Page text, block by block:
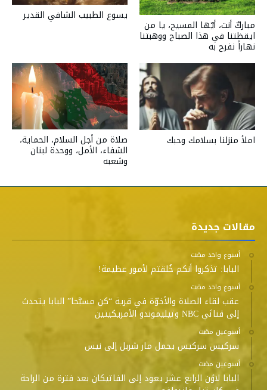
يسوع الطبيب الشافي القدير
مباركٌ أنت، أيّها المسيح، يا من
ايقظتنا في هذا الصباح ووهبتنا
نهاراً نفرح به
صلاة من أجل السلام، الحماية،
الشفاء، الأمل، ووحدة لبنان
وشعبه
املأ منزلنا بسلامك وحبك
مقالات جديدة
‫‫‫‏‫أسبوع واحد مضت‬
البابا: تذكروا أنكم خُلقتم لأمور عظيمة!
‫‫‫‏‫أسبوع واحد مضت‬
عقب لقاء الصلاة والأخوّة في قرية “كن مسبَّحا” البابا يتحدث
إلى قناتَي NBC وتيليموندو الأمريكيتين
‫‫‫‏‫أسبوعين مضت‬
سركيس سركيس يحمل مار شربل إلى نيس
‫‫‫‏‫أسبوعين مضت‬
البابا لاوُن الرابع عشر يعود إلى الفاتيكان بعد فترة من الراحة